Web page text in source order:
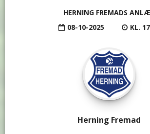
HERNING FREMADS
08-10-2025
KL.
Herning Fremad